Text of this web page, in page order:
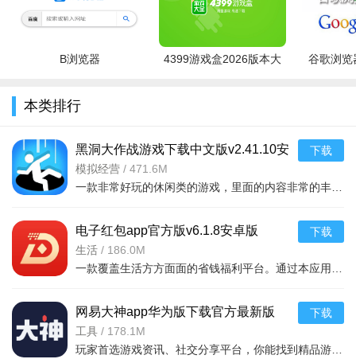
进+塔防兜底”的双线输出模式。
Roguelike词条策略：单局战斗中击败带宝箱的怪物可获取随
机强化词条，如“攻击提升20%”“塔防范围扩大”等，需结合当前流
控场消耗流（减速塔+持续伤害词条）等战术，应对不同怪物类
多元模式挑战：主线剧情外，第二章解锁极限防守、英雄之
路等试炼玩法，第四章开放组队求生之路与活动模式。无尽模式
力攻坚高血量BOSS，考验人塔搭配的极限强度。
游戏亮点
作”的局限，将MOBA的走A、技能释放机制融入塔防，英雄可精
准追击残血、规避技能，配合塔防建筑形成动态攻防，操作爽感
与策略深度兼具。同屏敌人数量庞大，AOE技能清场时“割草
B浏览器
4399游戏盒2026版本大
谷歌浏览
本类排行
黑洞大作战游戏下载中文版v2.41.10安
卓版
模拟经营 / 471.6M
下载
电子红包app官方版v6.1.8安卓版
生活 / 186.0M
下载
网易大神app华为版下载官方最新版
v4.15.0华为版
工具 / 178.1M
下载